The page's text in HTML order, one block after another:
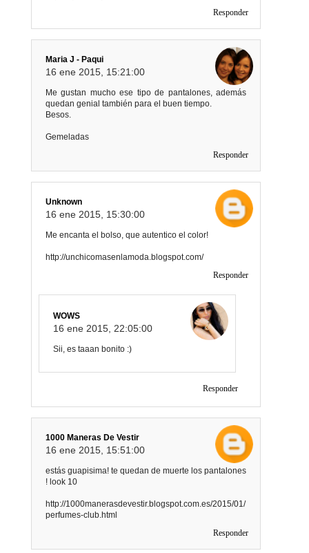
Responder
Maria J - Paqui
16 ene 2015, 15:21:00
Me gustan mucho ese tipo de pantalones, además
quedan genial también para el buen tiempo.
Besos.
Gemeladas
Responder
Unknown
16 ene 2015, 15:30:00
Me encanta el bolso, que autentico el color!
http://unchicomasenlamoda.blogspot.com/
Responder
WOWS
16 ene 2015, 22:05:00
Sii, es taaan bonito :)
Responder
1000 Maneras De Vestir
16 ene 2015, 15:51:00
estás guapisima! te quedan de muerte los pantalones
! look 10
http://1000manerasdevestir.blogspot.com.es/2015/01/
perfumes-club.html
Responder